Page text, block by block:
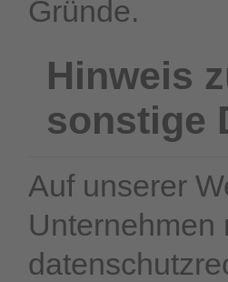
Gründe.
Hinweis
sonstige
Auf unserer
Unternehmen